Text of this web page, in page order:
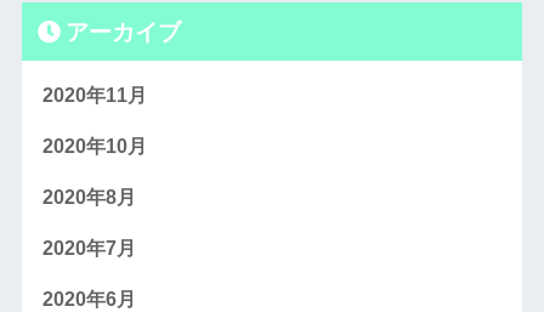
アーカイブ
2020年11月
2020年10月
2020年8月
2020年7月
2020年6月